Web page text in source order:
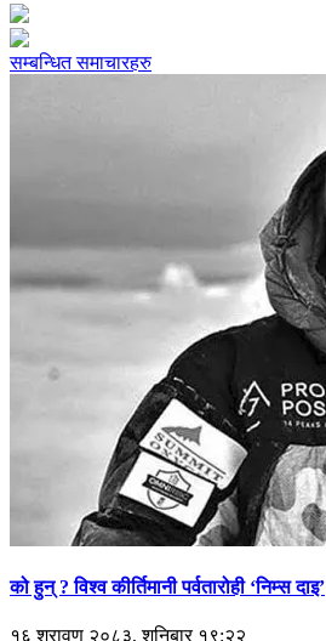
सम्बन्धित समाचारहरु
को हुन् ? विश्व कीर्तिमानी पर्वतारोही ‘निम्स दाइ’
१६ श्रावण २०८३, शनिबार १९:२२